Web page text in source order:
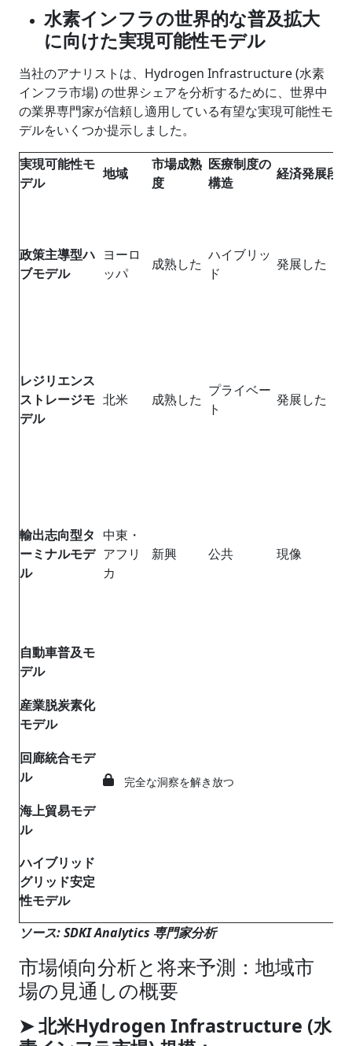
水素インフラの世界的な普及拡大
に向けた実現可能性モデル
当社のアナリストは、Hydrogen Infrastructure (水素
インフラ市場) の世界シェアを分析するために、世界中
の業界専門家が信頼し適用している有望な実現可能性モ
デルをいくつか提示しました。
実現可能性モ
デル
地域
市場成熟
度
医療制度の
構造
経済発展段階
政策主導型ハ
ブモデル
ヨーロ
ッパ
成熟した
ハイブリッ
ド
発展した
レジリエンス
ストレージモ
デル
北米 成熟した
プライベー
ト
発展した
輸出志向型タ
ーミナルモデ
ル
中東・
アフリ
カ
新興 公共 現像
自動車普及モ
デル
完全な洞察を解き放つ
産業脱炭素化
モデル
回廊統合モデ
ル
海上貿易モデ
ル
ハイブリッド
グリッド安定
性モデル
ソース: SDKI Analytics 専門家分析
市場傾向分析と将来予測：地域市
場の見通しの概要
➤ 北米Hydrogen Infrastructure (水